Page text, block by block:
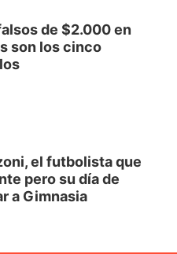
de $2.000 en
son los cinco
el futbolista que
pero su día de
a Gimnasia